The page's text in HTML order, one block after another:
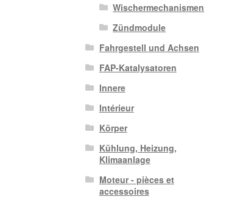
Wischermechanismen
Zündmodule
Fahrgestell und Achsen
FAP-Katalysatoren
Innere
Intérieur
Körper
Kühlung, Heizung,
Klimaanlage
Moteur - pièces et
accessoires